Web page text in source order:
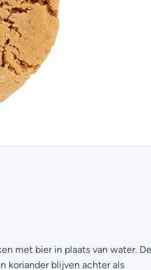
met bier in plaats van water. De
koriander blijven achter als